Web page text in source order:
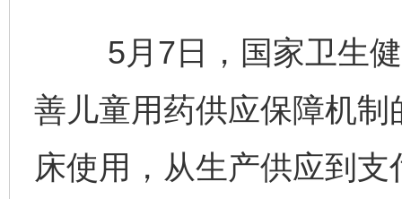
5月7日，国家卫生健
善儿童用药供应保障机
床使用，从生产供应到